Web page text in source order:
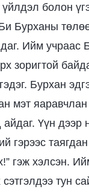
болон
Бурханы
Ийм
зоригтой
Бурхан
мэт
Үүн дээр
гэрээс
гэж хэлсэн.
тун